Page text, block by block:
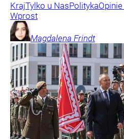
KrajTylko u NasPolityka
Wprost
Magdalena Frindt